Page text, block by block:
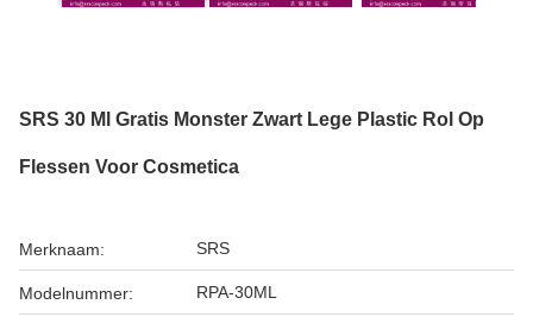
SRS 30 Ml Gratis Monster Zwart Lege Plastic Rol Op
Flessen Voor Cosmetica
Merknaam: SRS
Modelnummer: RPA-30ML